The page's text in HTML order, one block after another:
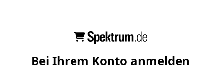
Bei Ihrem Konto anmelden